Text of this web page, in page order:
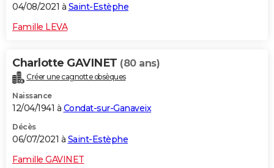
04/08/2021 à Saint-Estèphe
Famille LEVA
Charlotte GAVINET (80 ans)
Créer une cagnotte obsèques
Naissance
12/04/1941 à Condat-sur-Ganaveix
Décès
06/07/2021 à Saint-Estèphe
Famille GAVINET